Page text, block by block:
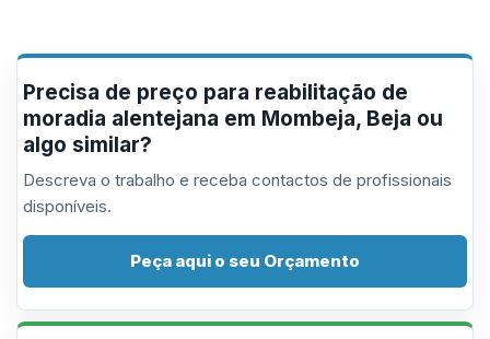
Precisa de preço para reabilitação de
moradia alentejana em Mombeja, Beja ou
algo similar?
Descreva o trabalho e receba contactos de profissionais
disponíveis.
Peça aqui o seu Orçamento